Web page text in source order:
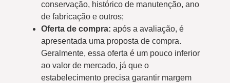
conservação, histórico de manutenção, ano
de fabricação e outros;
Oferta de compra: após a avaliação, é
apresentada uma proposta de compra.
Geralmente, essa oferta é um pouco inferior
ao valor de mercado, já que o
estabelecimento precisa garantir margem